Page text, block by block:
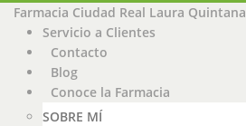
Farmacia Ciudad Real Laura Quintana
Servicio a Clientes
Contacto
Blog
Conoce la Farmacia
SOBRE MÍ